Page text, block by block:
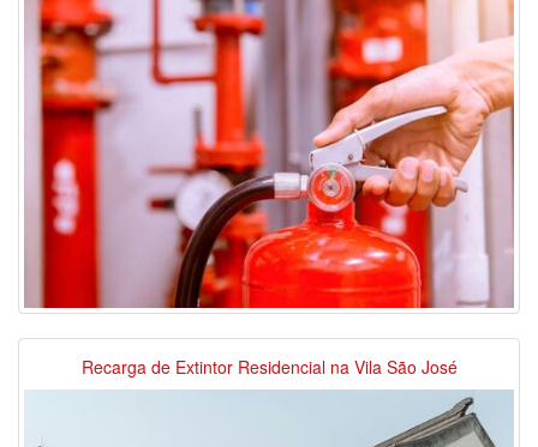
Recarga de Extintor Residencial na Vila São José